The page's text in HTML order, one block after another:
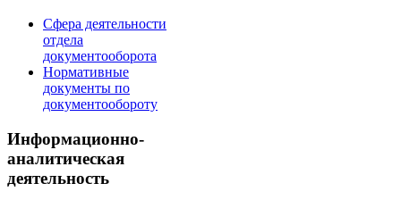
Сфера деятельности
отдела
документооборота
Нормативные
документы по
документообороту
Информационно-
аналитическая
деятельность